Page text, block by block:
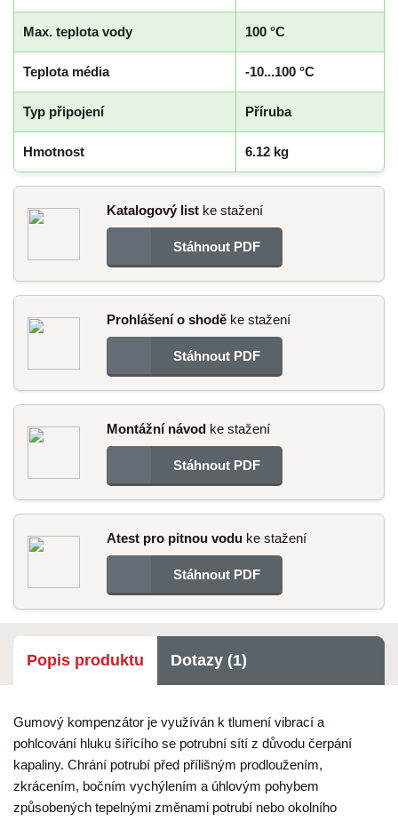
Max. teplota vody 100 °C
Teplota média -10...100 °C
Typ připojení Příruba
Hmotnost 6.12 kg
Katalogový list ke stažení
Stáhnout PDF
Prohlášení o shodě ke stažení
Stáhnout PDF
Montážní návod ke stažení
Stáhnout PDF
Atest pro pitnou vodu ke stažení
Stáhnout PDF
Popis produktu Dotazy (1)
Gumový kompenzátor je využíván k tlumení vibrací a
pohlcování hluku šířícího se potrubní sítí z důvodu čerpání
kapaliny. Chrání potrubí před přílišným prodloužením,
zkrácením, bočním vychýlením a úhlovým pohybem
způsobených tepelnými změnami potrubí nebo okolního